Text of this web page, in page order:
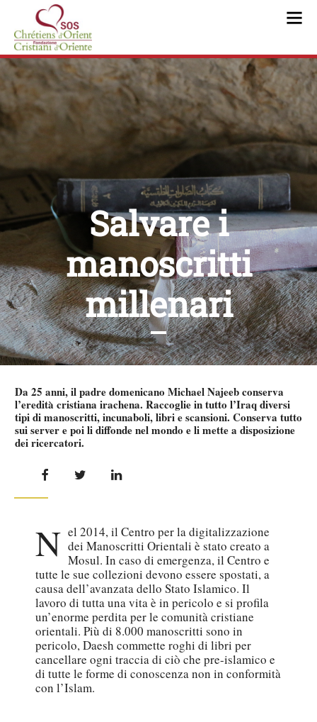
IRAQ | PROGETTI REALIZZATI |
Salvare i
manoscritti
millenari
Da 25 anni, il padre domenicano Michael Najeeb conserva
l’eredità cristiana irachena. Raccoglie in tutto l’Iraq diversi
tipi di manoscritti, incunaboli, libri e scansioni. Conserva tutto
sui server e poi li diffonde nel mondo e li mette a disposizione
dei ricercatori.
N el 2014, il Centro per la digitalizzazione
dei Manoscritti Orientali è stato creato a
Mosul. In caso di emergenza, il Centro e
tutte le sue collezioni devono essere spostati, a
causa dell’avanzata dello Stato Islamico. Il
lavoro di tutta una vita è in pericolo e si profila
un’enorme perdita per le comunità cristiane
orientali. Più di 8.000 manoscritti sono in
pericolo, Daesh commette roghi di libri per
cancellare ogni traccia di ciò che pre-islamico e
di tutte le forme di conoscenza non in conformità
con l’Islam.